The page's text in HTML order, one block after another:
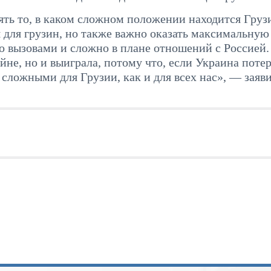
то, в каком сложном положении находится
грузин, но также важно оказать максимальную
вызовами и сложно в плане отношений с
но и выиграла, потому что, если Украина
для Грузии, как и для всех нас», —